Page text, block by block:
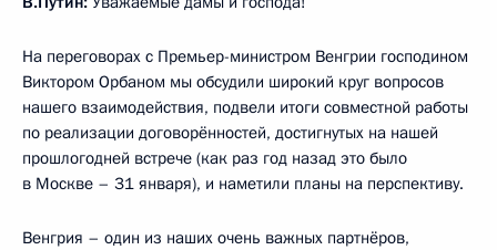
На переговорах с Премьер-министром Венгрии господином
Виктором Орбаном мы обсудили широкий круг вопросов
нашего взаимодействия, подвели итоги совместной работы
по реализации договорённостей, достигнутых на нашей
прошлогодней встрече (как раз год назад это было
в Москве – 31 января), и наметили планы на перспективу.
Венгрия – один из наших очень важных партнёров,